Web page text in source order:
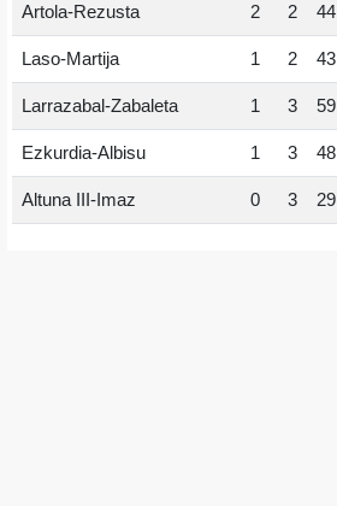
Artola-Rezusta 2 2 44
Laso-Martija 1 2 43
Larrazabal-Zabaleta 1 3 59
Ezkurdia-Albisu 1 3 48
Altuna III-Imaz 0 3 29